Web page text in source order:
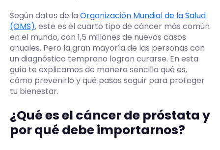
Según datos de la Organización Mundial de la Salud
(OMS), este es el cuarto tipo de cáncer más común
en el mundo, con 1,5 millones de nuevos casos
anuales. Pero la gran mayoría de las personas con
un diagnóstico temprano logran curarse. En esta
guía te explicamos de manera sencilla qué es,
cómo prevenirlo y qué pasos seguir para proteger
tu bienestar.
¿Qué es el cáncer de próstata y
por qué debe importarnos?